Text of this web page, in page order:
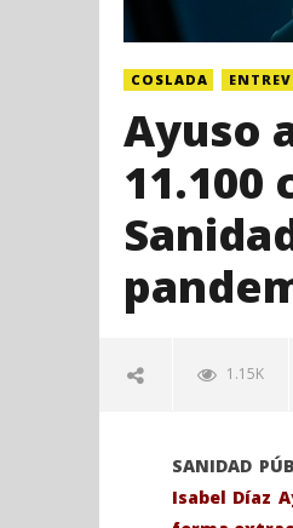
COSLADA
Ayuso
1.15K
SANIDAD
Isabel Díaz